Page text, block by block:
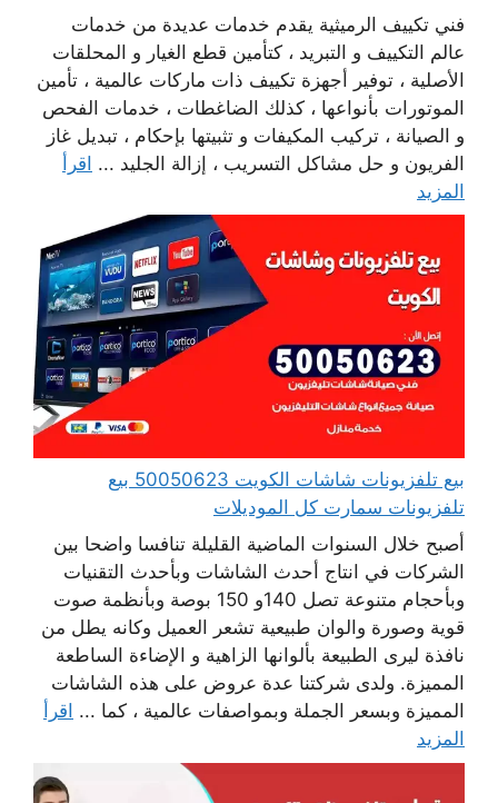
فني تكييف الرميثية يقدم خدمات عديدة من خدمات
عالم التكييف و التبريد ، كتأمين قطع الغيار و المحلقات
الأصلية ، توفير أجهزة تكييف ذات ماركات عالمية ، تأمين
الموتورات بأنواعها ، كذلك الضاغطات ، خدمات الفحص
و الصيانة ، تركيب المكيفات و تثبيتها بإحكام ، تبديل غاز
الفريون و حل مشاكل التسريب ، إزالة الجليد ... اقرأ
المزيد
بيع تلفزيونات شاشات الكويت 50050623 بيع
تلفزيونات سمارت كل الموديلات
أصبح خلال السنوات الماضية القليلة تنافسا واضحا بين
الشركات في انتاج أحدث الشاشات وبأحدث التقنيات
وبأحجام متنوعة تصل 140و 150 بوصة وبأنظمة صوت
قوية وصورة والوان طبيعية تشعر العميل وكانه يطل من
نافذة ليرى الطبيعة بألوانها الزاهية و الإضاءة الساطعة
المميزة. ولدى شركتنا عدة عروض على هذه الشاشات
المميزة وبسعر الجملة وبمواصفات عالمية ، كما ... اقرأ
المزيد